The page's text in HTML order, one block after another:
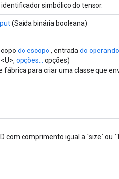
identificador simbólico do tensor.
(Saída binária booleana)
do escopo , entrada do operando
<U>, opções...
opções)
fábrica para criar uma classe que
com comprimento igual a `size` ou